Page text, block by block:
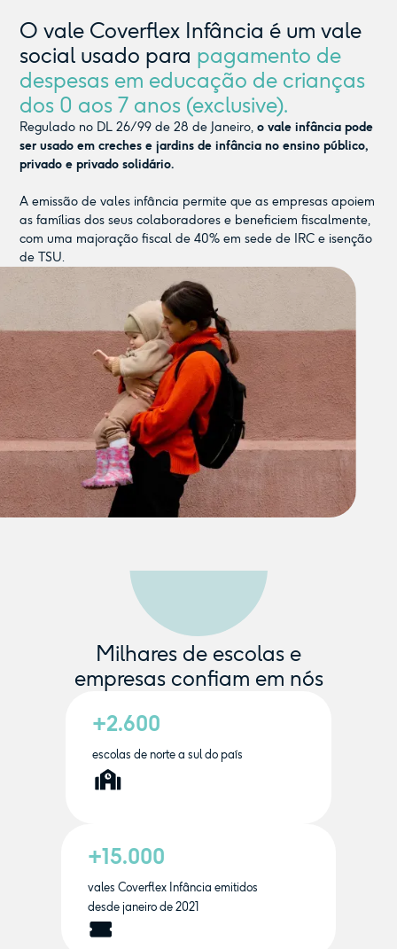
O vale Coverflex Infância é um vale
social usado para pagamento de
despesas em educação de crianças
dos 0 aos 7 anos (exclusive).
Regulado no DL 26/99 de 28 de Janeiro,o vale infância pode
ser usado em creches e jardins de infância no ensino público,
privado e privado solidário.
A emissão de vales infância permite que as empresas apoiem
as famílias dos seus colaboradores e beneficiem fiscalmente,
com uma majoração fiscal de 40% em sede de IRC e isenção
de TSU.
Milhares de escolas e
empresas confiam em nós
+2.600
escolas de norte a sul do país
+15.000
vales Coverflex Infância emitidos
desde janeiro de 2021